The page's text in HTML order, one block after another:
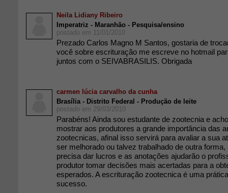
Neila Lidiany Ribeiro
Imperatriz - Maranhão - Pesquisa/ensino
postado em 11/01/2010
Prezado Carlos Magno M Santos, gostaria de
você sobre escrituração me escreve no hotmail
juntos com o SEIVABRASILIS. Obrigada
carmen lúcia carvalho da cunha
Brasília - Distrito Federal - Produção de leite
postado em 29/03/2010
Parabéns! Ainda sou estudante de zootecnia e
mostrar aos produtores a grande importância das
zootecnicas, afinal isso servirá para avaliar a sua
ser melhorado ou talvez trabalhado de outra
precisa dar lucros e as anotações ajudarão o
produtor tomar decisões mais acertadas para a
esperados. A escrituração zootecnica é uma
sucesso.